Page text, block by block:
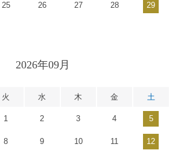
25 26 27 28 29
2026年09月
火 水 木 金 土
1 2 3 4 5
8 9 10 11 12